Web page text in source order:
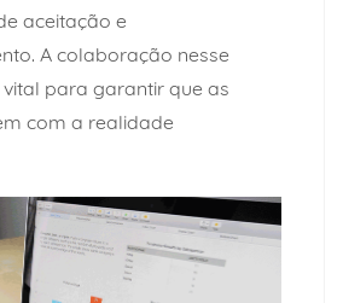
aceitação e
A colaboração nesse
para garantir que as
com a realidade